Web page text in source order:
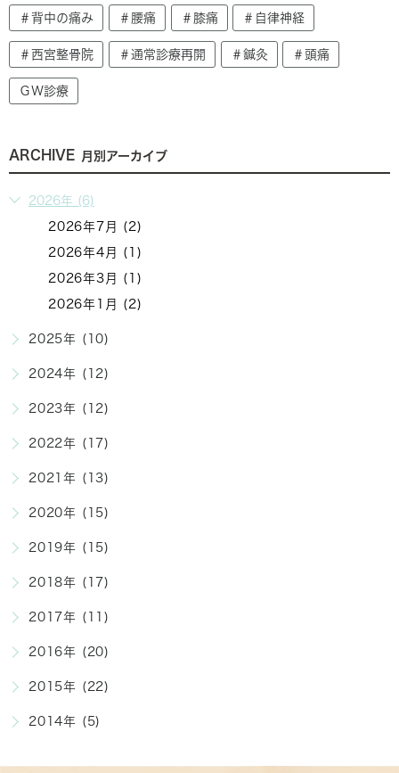
＃背中の痛み ＃腰痛 ＃膝痛 ＃自律神経
＃西宮整骨院 ＃通常診療再開 ＃鍼灸 ＃頭痛
ＧＷ診療
ARCHIVE 月別アーカイブ
2026年 (6)
2026年7月 (2)
2026年4月 (1)
2026年3月 (1)
2026年1月 (2)
2025年 (10)
2024年 (12)
2023年 (12)
2022年 (17)
2021年 (13)
2020年 (15)
2019年 (15)
2018年 (17)
2017年 (11)
2016年 (20)
2015年 (22)
2014年 (5)